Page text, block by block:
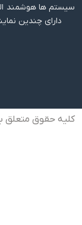
سیستم ها هوشمند
دارای چندین
کلیه حقوق متعلق